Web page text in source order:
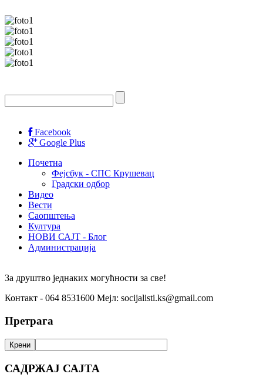
Facebook
Google Plus
Почетна
Фејсбук - СПС Крушевац
Градски одбор
Видео
Вести
Саопштења
Култура
НОВИ САЈТ - Блог
Администрација
За друштво једнаких могућности за све!
Контакт - 064 8531600 Мејл: socijalisti.ks@gmail.com
Претрага
САДРЖАЈ САЈТА